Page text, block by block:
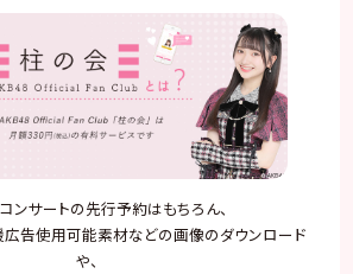
ンサートの先行予約はもちろん、
告使用可能素材などの画像のダウンロード
や、